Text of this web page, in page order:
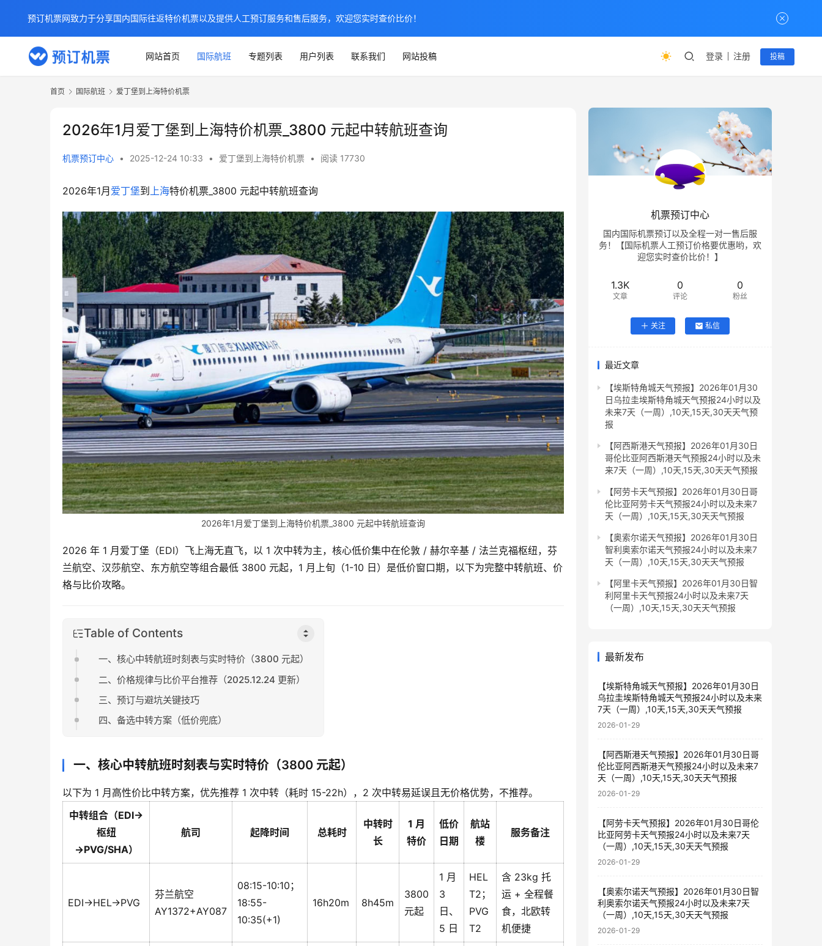
网站首页 国际航班 专题列表 用户列表 联系我们 网站投稿 登录 注册 投稿
首页 国际航班 爱丁堡到上海特价机票
2026年1月爱丁堡到上海特价机票_3800 元起中转航班查询
机票预订中心 • 2025-12-24 10:33 • 爱丁堡到上海特价机票 • 阅读 17730
2026年1月 爱丁堡到 上海特价机票_3800 元起中转航班查询
2026年1月爱丁堡到上海特价机票_3800 元起中转航班查询
2026 年 1 月爱丁堡（EDI）飞上海无直飞，以 1 次中转为主，核心低价集中在伦敦 / 赫尔辛基 / 法兰克福枢纽，芬
兰航空、汉莎航空、东方航空等组合最低 3800 元起，1 月上旬（1-10 日）是低价窗口期，以下为完整中转航班、价
格与比价攻略。
Table of Contents
一、核心中转航班时刻表与实时特价（3800 元起）
二、价格规律与比价平台推荐（2025.12.24 更新）
三、预订与避坑关键技巧
四、备选中转方案（低价兜底）
一、核心中转航班时刻表与实时特价（3800 元起）
以下为 1 月高性价比中转方案，优先推荐 1 次中转（耗时 15-22h），2 次中转易延误且无价格优势，不推荐。
中转组合（EDI→
枢纽
→PVG/SHA）
航司 起降时间 总耗时
中转时
长
1 月
特价
低价
日期
航站
楼
服务备注
EDI→HEL→PVG
芬兰航空
AY1372+AY087
08:15-10:10；
18:55-
10:35(+1)
16h20m 8h45m
3800
元起
1 月
3
日、
5 日
HEL
T2；
PVG
T2
含 23kg 托
运 + 全程餐
食，北欧转
机便捷
机票预订中心
国内国际机票预订以及全程一对一售后服
务！【国际机票人工预订价格要优惠哟，欢
迎您实时查价比价！】
1.3K
文章
0
评论
0
粉丝
关注 私信
最近文章
【埃斯特角城天气预报】2026年01月30
日乌拉圭埃斯特角城天气预报24小时以及
未来7天（一周）,10天,15天,30天天气预
报
【阿西斯港天气预报】2026年01月30日
哥伦比亚阿西斯港天气预报24小时以及未
来7天（一周）,10天,15天,30天天气预报
【阿劳卡天气预报】2026年01月30日哥
伦比亚阿劳卡天气预报24小时以及未来7
天（一周）,10天,15天,30天天气预报
【奥索尔诺天气预报】2026年01月30日
智利奥索尔诺天气预报24小时以及未来7
天（一周）,10天,15天,30天天气预报
【阿里卡天气预报】2026年01月30日智
利阿里卡天气预报24小时以及未来7天
（一周）,10天,15天,30天天气预报
最新发布
【埃斯特角城天气预报】2026年01月30日
乌拉圭埃斯特角城天气预报24小时以及未来
7天（一周）,10天,15天,30天天气预报
2026-01-29
【阿西斯港天气预报】2026年01月30日哥
伦比亚阿西斯港天气预报24小时以及未来7
天（一周）,10天,15天,30天天气预报
2026-01-29
【阿劳卡天气预报】2026年01月30日哥伦
比亚阿劳卡天气预报24小时以及未来7天
（一周）,10天,15天,30天天气预报
2026-01-29
【奥索尔诺天气预报】2026年01月30日智
利奥索尔诺天气预报24小时以及未来7天
（一周）,10天,15天,30天天气预报
2026-01-29
预订机票网致力于分享国内国际往返特价机票以及提供人工预订服务和售后服务，欢迎您实时查价比价！